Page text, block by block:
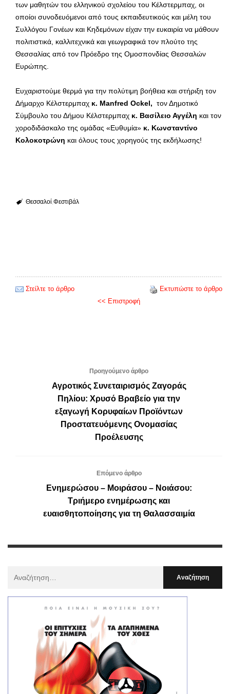
των μαθητών του ελληνικού σχολείου του Κέλστερμπαχ, οι
οποίοι συνοδευόμενοι από τους εκπαιδευτικούς και μέλη του
Συλλόγου Γονέων και Κηδεμόνων είχαν την ευκαιρία να μάθουν
πολιτιστικά, καλλιτεχνικά και γεωγραφικά τον πλούτο της
Θεσσαλίας από τον Πρόεδρο της Ομοσπονδίας Θεσσαλών
Ευρώπης.
Ευχαριστούμε θερμά για την πολύτιμη βοήθεια και στήριξη τον
Δήμαρχο Κέλστερμπαχ κ. Manfred Ockel, τον Δημοτικό
Σύμβουλο του Δήμου Κέλστερμπαχ κ. Βασίλειο Αγγέλη και τον
χοροδιδάσκαλο της ομάδας «Ευθυμία» κ. Κωνσταντίνο
Κολοκοτρώνη και όλους τους χορηγούς της εκδήλωσης!
Θεσσαλοί Φεστιβάλ
Στείλτε το άρθρο
Εκτυπώστε το άρθρο
<< Επιστροφή
Προηγούμενο άρθρο
Αγροτικός Συνεταιρισμός Ζαγοράς
Πηλίου: Χρυσό Βραβείο για την
εξαγωγή Κορυφαίων Προϊόντων
Προστατευόμενης Ονομασίας
Προέλευσης
Επόμενο άρθρο
Ενημερώσου – Μοιράσου – Νοιάσου:
Τριήμερο ενημέρωσης και
ευαισθητοποίησης για τη Θαλασσαιμία
: